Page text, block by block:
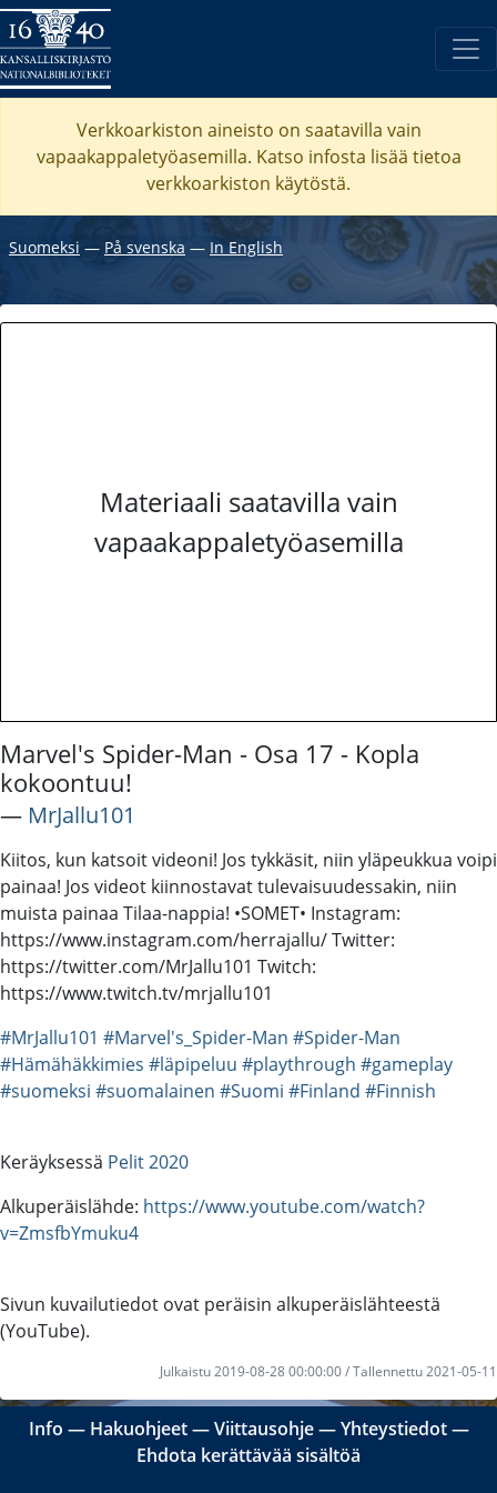
Verkkoarkiston aineisto on saatavilla vain
vapaakappaletyöasemilla. Katso infosta lisää tietoa
verkkoarkiston käytöstä.
Suomeksi ― På svenska ― In English
Materiaali saatavilla vain
vapaakappaletyöasemilla
Marvel's Spider-Man - Osa 17 - Kopla
kokoontuu!
― MrJallu101
Kiitos, kun katsoit videoni! Jos tykkäsit, niin yläpeukkua voipi
painaa! Jos videot kiinnostavat tulevaisuudessakin, niin
muista painaa Tilaa-nappia! •SOMET• Instagram:
https://www.instagram.com/herrajallu/ Twitter:
https://twitter.com/MrJallu101 Twitch:
https://www.twitch.tv/mrjallu101
#MrJallu101 #Marvel's_Spider-Man #Spider-Man
#Hämähäkkimies #läpipeluu #playthrough #gameplay
#suomeksi #suomalainen #Suomi #Finland #Finnish
Keräyksessä Pelit 2020
Alkuperäislähde: https://www.youtube.com/watch?
v=ZmsfbYmuku4
Sivun kuvailutiedot ovat peräisin alkuperäislähteestä
(YouTube).
Julkaistu 2019-08-28 00:00:00 / Tallennettu 2021-05-11
Info ― Hakuohjeet―Viittausohje―Yhteystiedot―
Ehdota kerättävää sisältöä